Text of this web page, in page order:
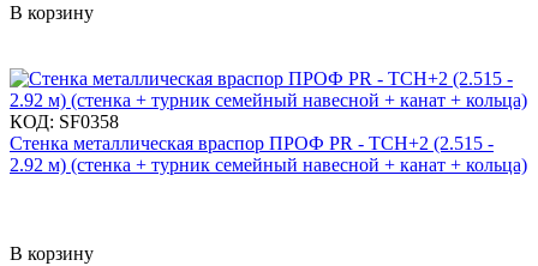
В корзину
КОД: SF0358
Стенка металлическая враспор ПРОФ PR - ТСН+2 (2.515 -
2.92 м) (стенка + турник семейный навесной + канат + кольца)
В корзину